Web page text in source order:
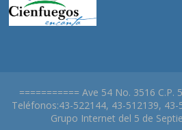
=========== Ave 54 No. 3516 C.P.
Teléfonos:43-522144, 43-512139,
Grupo Internet del 5 de